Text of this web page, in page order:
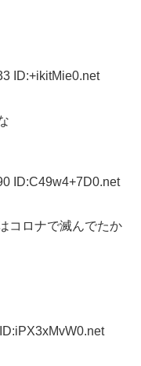
ID:+ikitMie0.net
ID:C49w4+7D0.net
コロナで滅んでたか